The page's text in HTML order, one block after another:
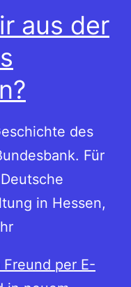
aus der
des
Für
in Hessen,
Uhr
per E-